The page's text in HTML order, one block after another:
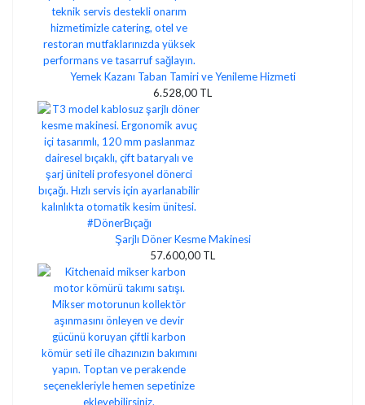
Yemek Kazanı Taban Tamiri ve Yenileme Hizmeti
6.528,00 TL
Şarjlı Döner Kesme Makinesi
57.600,00 TL